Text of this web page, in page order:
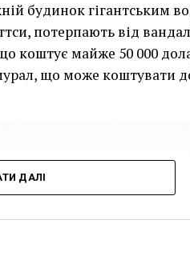
будинок гігантським
потерпають від
коштує майже 50 000
що може коштувати
ДАЛІ